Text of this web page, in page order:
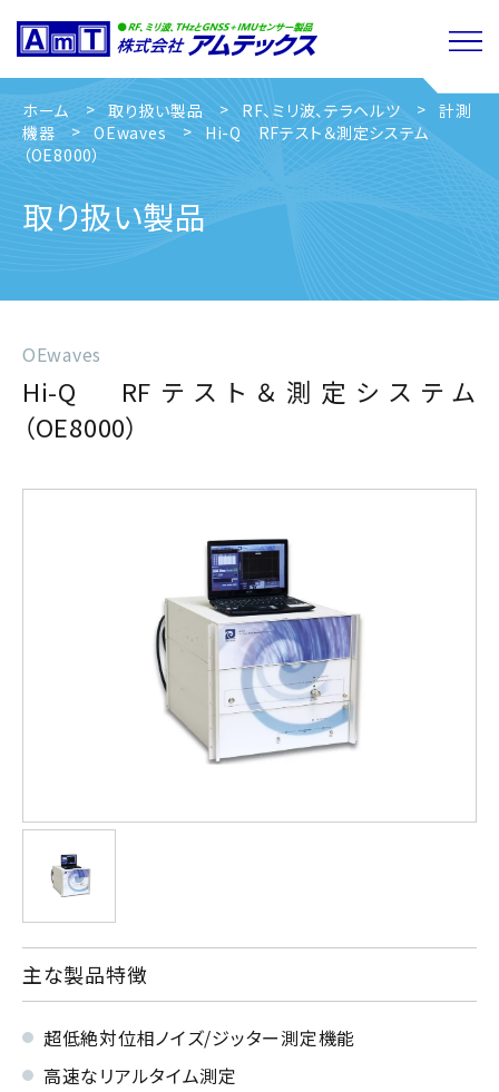
ホーム 取り扱い製品 RF、ミリ波、テラヘルツ
計測
機器
OEwaves
Hi-Q RFテスト＆測定システム
（OE8000）
取り扱い製品
OEwaves
Hi-Q RFテスト＆測定システム
（OE8000）
主な製品特徴
超低絶対位相ノイズ/ジッター測定機能
高速なリアルタイム測定